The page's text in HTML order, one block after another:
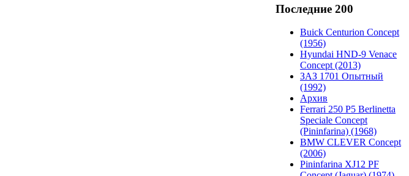
Последние 200
Buick Centurion Concept
(1956)
Hyundai HND-9 Venace
Concept (2013)
ЗАЗ 1701 Опытный
(1992)
Архив
Ferrari 250 P5 Berlinetta
Speciale Concept
(Pininfarina) (1968)
BMW CLEVER Concept
(2006)
Pininfarina XJ12 PF